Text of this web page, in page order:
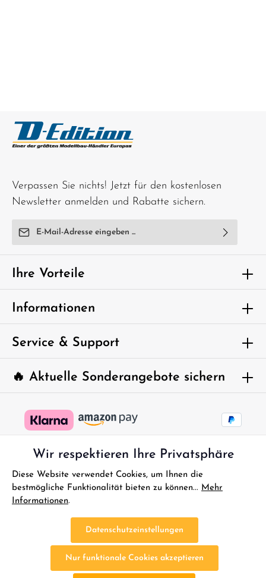
Verpassen Sie nichts! Jetzt für den kostenlosen
Newsletter anmelden und Rabatte sichern.
E-Mail-Adresse*
Ich habe dieDatenschutzbestimmungenzur Kenntnis
genommen und die
einverstanden.
Um weiterzugehen, geben Sie die oben
abgebildeten Zeichen ein*
🔥 Aktuelle Sonderangebote sichern
Ihre Vorteile
Informationen
Service & Support
ggf. Nachnahmegebühren, wenn nicht anders angegeben.
FAQ - Sofort Hilfe
Reklamationen
Bestellung Widerrufen
Widerrufsbelehrung
AGB Batterieentsorgung Altölentsorgung
Wir respektieren Ihre Privatsphäre
Diese Website verwendet Cookies, um Ihnen die
bestmögliche Funktionalität bieten zu können... Mehr
Informationen.
Datenschutzeinstellungen
Nur funktionale Cookies akzeptieren